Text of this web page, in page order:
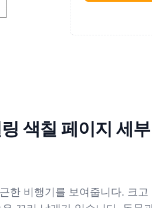
색칠 페이지 세
비행기를 보여줍니다. 크